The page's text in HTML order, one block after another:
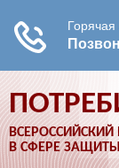
В СФЕРЕ